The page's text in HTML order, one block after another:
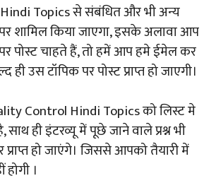
Topics से संबंधित और भी अन्य
शामिल किया जाएगा, इसके अलावा आप
पोस्ट चाहते हैं, तो हमें आप हमे ईमेल कर
उस टॉपिक पर पोस्ट प्राप्त हो जाएगी।
Control Hindi Topics को लिस्ट मे
साथ ही इंटरव्यू में पूछे जाने वाले प्रश्न भी
हो जाएंगे। जिससे आपको तैयारी में
।